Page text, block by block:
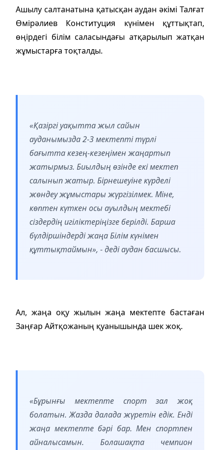
Ашылу салтанатына қатысқан аудан әкімі Талғат
Өмірәлиев Конституция күнімен құттықтап,
өңірдегі білім саласындағы атқарылып жатқан
жұмыстарға тоқталды.
«Қазіргі уақытта жыл сайын
ауданымызда 2-3 мектепті түрлі
бағытта кезең-кезеңімен жаңартып
жатырмыз. Биылдың өзінде екі мектеп
салынып жатыр. Бірнешеуіне күрделі
жөндеу жұмыстары жүргізілмек. Міне,
көптен күткен осы ауылдың мектебі
сіздердің игіліктеріңізге берілді. Барша
бүлдіршіндерді жаңа Білім күнімен
құттықтаймын», - деді аудан басшысы.
Ал, жаңа оқу жылын жаңа мектепте бастаған
Заңғар Айтқожаның қуанышында шек жоқ.
«Бұрынғы мектепте спорт зал жоқ
болатын. Жазда далада жүретін едік. Енді
жаңа мектепте бәрі бар. Мен спортпен
айналысамын. Болашақта чемпион